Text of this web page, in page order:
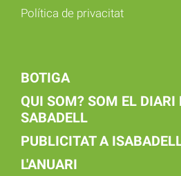
Política de privacitat
BOTIGA
QUI SOM? SOM EL DIARI
SABADELL
PUBLICITAT A
L'ANUARI